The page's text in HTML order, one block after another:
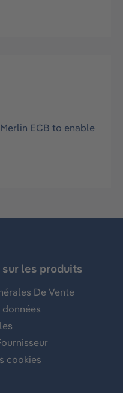
ECB to enable
les produits
De Vente
cookies